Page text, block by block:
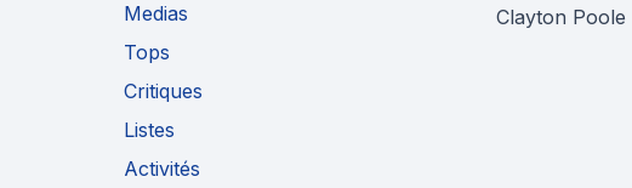
Medias
Tops
Critiques
Listes
Activités
Clayton Poole